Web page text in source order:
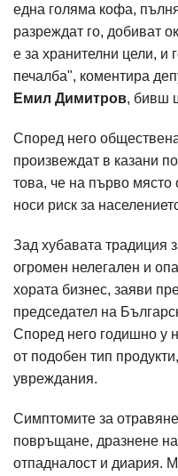
една голяма кофа,
разреждат го, добиват
е за хранителни цели, и
печалба", коментира
Емил Димитров, бивш
Според него
произвеждат в казани
това, че на първо
носи риск за
Зад хубавата традиция
огромен нелегален и
хората бизнес, заяви
председател на
Според него годишно у
от подобен тип
увреждания.
Симптомите за
повръщане, дразнене
отпадналост и диария.